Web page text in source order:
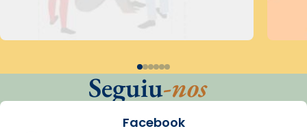
Seguiu-nos
Facebook